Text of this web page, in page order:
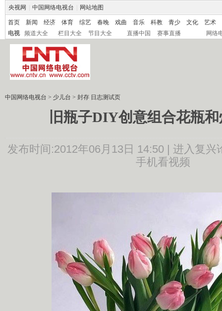
央视网 中国网络电视台 网站地图
首页 新闻 经济 体育 综艺 春晚 戏曲 音乐 科教 青少 文化
艺术
电视
频道大全 栏目大全 节目大全 直播中国 赛事直播 网络
中国网络电视台 > 少儿台 > 封存 日志测试页
旧瓶子DIY创意组合花瓶
发布时间:2012年06月13日 14:50 | 进入复兴
手机看视频